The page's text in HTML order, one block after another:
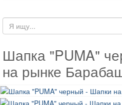
Шапка "PUMA"
на рынке